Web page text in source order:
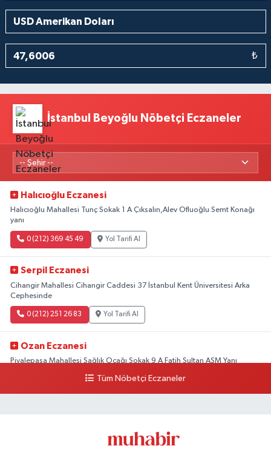
₺
İstanbul Beyoğlu Nöbetçi Eczaneler
Halıcıoğlu Eczanesi
Halıcıoğlu Mahallesi Tunç Sokak 1 A Çıksalın,Alev Ofluoğlu Semt Konağı
yanı
0 (212) 369 45 49 Yol Tarifi Al
Serpil Eczanesi
Cihangir Mahallesi Cihangir Caddesi 37 İstanbul Kent Üniversitesi Arka
Cephesinde
0 (212) 251 26 83 Yol Tarifi Al
Ozan Eczanesi
Piyalepaşa Mahallesi Sağlık Ocağı Sokak 9 A Fatih Sultan ASM Yanı
Yol Tarifi Al
Tüm Nöbetçi Eczaneler